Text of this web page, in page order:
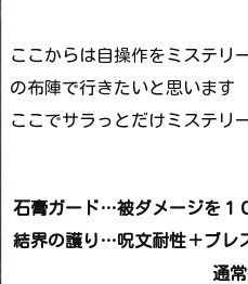
ここからは自操作をミステリ
の布陣で行きたいと思います
ここでサラっとだけミステリ
石膏ガード…被ダメージを１
結界の護り…呪文耐性＋ブレ
通